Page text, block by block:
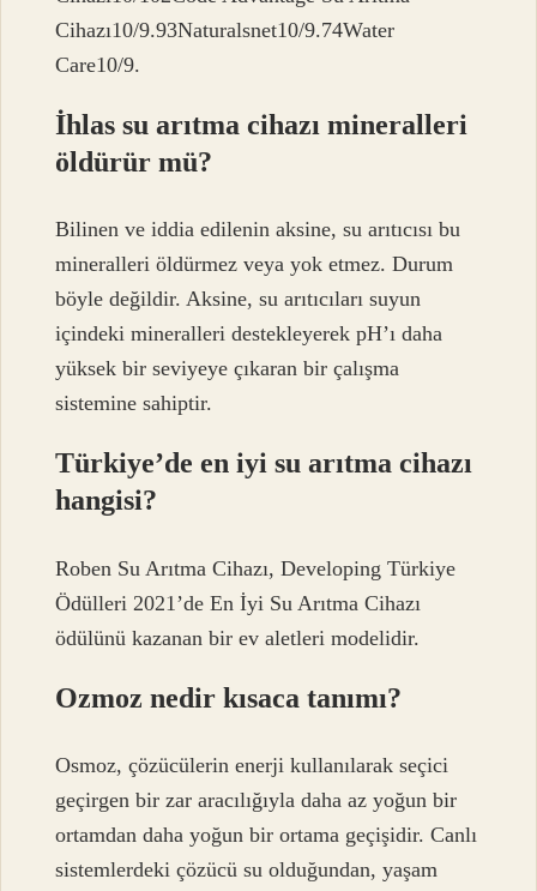
Cihazı10/9.93Naturalsnet10/9.74Water
Care10/9.
İhlas su arıtma cihazı mineralleri
öldürür mü?
Bilinen ve iddia edilenin aksine, su arıtıcısı bu
mineralleri öldürmez veya yok etmez. Durum
böyle değildir. Aksine, su arıtıcıları suyun
içindeki mineralleri destekleyerek pH’ı daha
yüksek bir seviyeye çıkaran bir çalışma
sistemine sahiptir.
Türkiye’de en iyi su arıtma cihazı
hangisi?
Roben Su Arıtma Cihazı, Developing Türkiye
Ödülleri 2021’de En İyi Su Arıtma Cihazı
ödülünü kazanan bir ev aletleri modelidir.
Ozmoz nedir kısaca tanımı?
Osmoz, çözücülerin enerji kullanılarak seçici
geçirgen bir zar aracılığıyla daha az yoğun bir
ortamdan daha yoğun bir ortama geçişidir. Canlı
sistemlerdeki çözücü su olduğundan, yaşam